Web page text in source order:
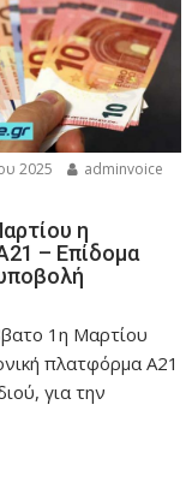
2025
adminvoice
η
– Επίδομα
1η Μαρτίου
πλατφόρμα Α21
για την